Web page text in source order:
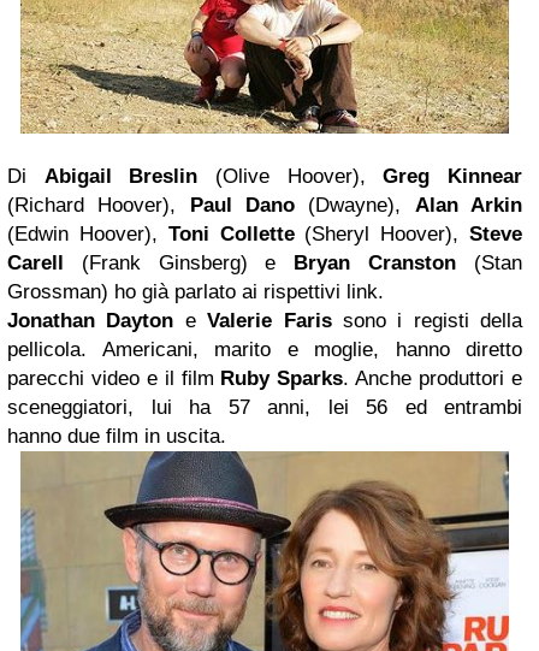
Di Abigail Breslin (Olive Hoover), Greg Kinnear
(Richard Hoover), Paul Dano (Dwayne), Alan Arkin
(Edwin Hoover), Toni Collette(Sheryl Hoover),Steve
Carell (Frank Ginsberg) e Bryan Cranston (Stan
Grossman) ho già parlato ai rispettivi link.
Jonathan Dayton eValerie Faris sono i registi della
pellicola. Americani, marito e moglie, hanno diretto
parecchi video e il film Ruby Sparks. Anche produttori e
sceneggiatori, lui ha 57 anni, lei 56 ed entrambi
hanno due film in uscita.